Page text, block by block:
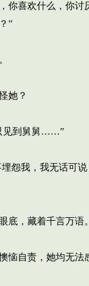
你喜欢什么，你
”
她？
见到舅舅……”
怨我，我无话可
底，藏着千言万语
恼自责，她均无法